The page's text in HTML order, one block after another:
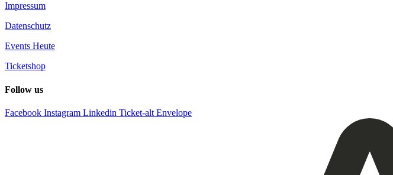
Impressum
Datenschutz
Events Heute
Ticketshop
Follow us
Facebook Instagram Linkedin Ticket-alt Envelope